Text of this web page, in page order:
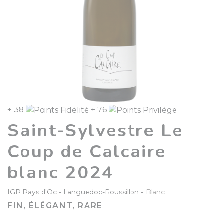
+ 38 + 76
Saint-Sylvestre Le
Coup de Calcaire
blanc 2024
IGP Pays d'Oc Languedoc-Roussillon - Blanc
FIN, ÉLÉGANT, RARE